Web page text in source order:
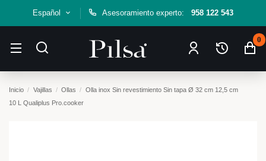
Español Asesoramiento experto: 958 122 543
0
Inicio Vajillas Ollas
Olla inox Sin revestimiento Sin tapa Ø 32 cm 12,5 cm
10 L Qualiplus Pro.cooker